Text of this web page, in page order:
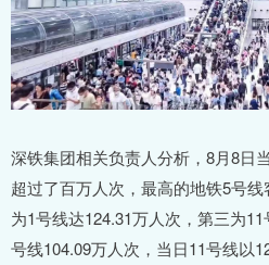
深铁集团相关负责人分析，8月8日
超过了百万人次，最高的地铁5号
为1号线达124.31万人次，第三为
号线104.09万人次，当日11号线以